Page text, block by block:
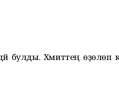
булды. Хәмиттең өҙөлөп